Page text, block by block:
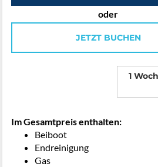
oder
JETZT BUCHEN
1
Im Gesamtpreis enthalten:
Beiboot
Endreinigung
Gas